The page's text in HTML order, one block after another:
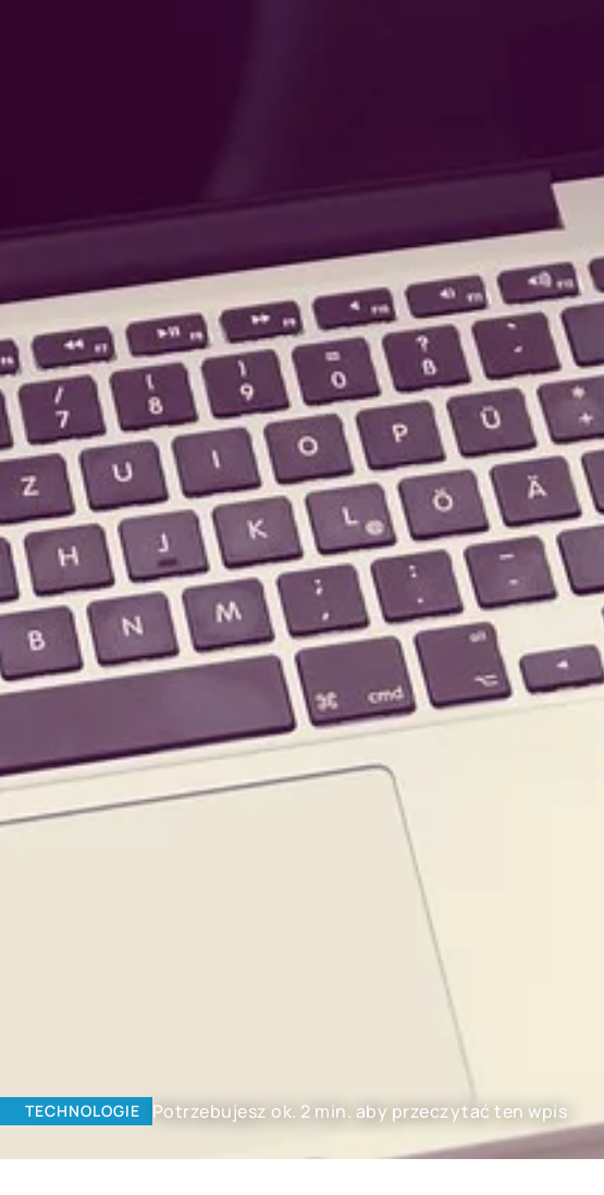
TECHNOLOGIE Potrzebujesz ok. 2 min. aby przeczytać ten wpis